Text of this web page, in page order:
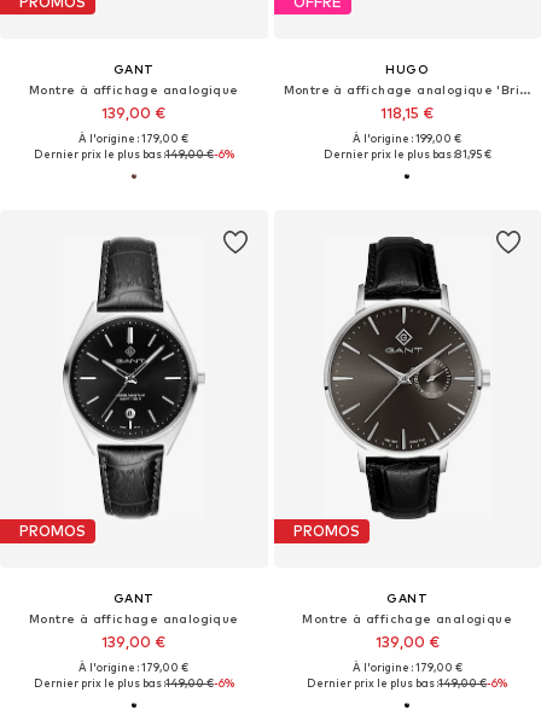
GANT
Montre à affichage analogique
139,00 €
À l'origine : 179,00 €
Dernier prix le plus bas :149,00 €-6%
HUGO
Montre à affichage analogique 'Bright Sport'
118,15 €
À l'origine : 199,00 €
Dernier prix le plus bas :81,95 €
PROMOS
GANT
Montre à affichage analogique
139,00 €
À l'origine : 179,00 €
Dernier prix le plus bas :149,00 €-6%
PROMOS
GANT
Montre à affichage analogique
139,00 €
À l'origine : 179,00 €
Dernier prix le plus bas :149,00 €-6%